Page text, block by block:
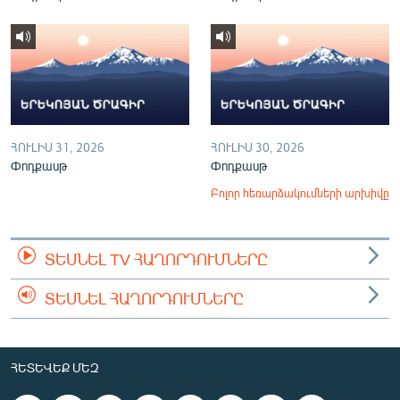
ՀՈՒԼԻՍ 31, 2026
Փոդքասթ
ՀՈՒԼԻՍ 30, 2026
Փոդքասթ
Բոլոր հեռարձակումների արխիվը
ՏԵՍՆԵԼ TV ՀԱՂՈՐԴՈՒՄՆԵՐԸ
ՏԵՍՆԵԼ ՀԱՂՈՐԴՈՒՄՆԵՐԸ
ՀԵՏԵՎԵՔ ՄԵԶ